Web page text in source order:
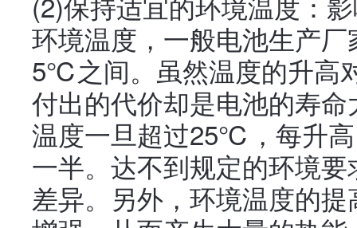
环境温度，一般电池生产
5℃之间。虽然温度的升高
付出的代价却是电池的寿
温度一旦超过25℃，每升
一半。达不到规定的环境
差异。另外，环境温度的